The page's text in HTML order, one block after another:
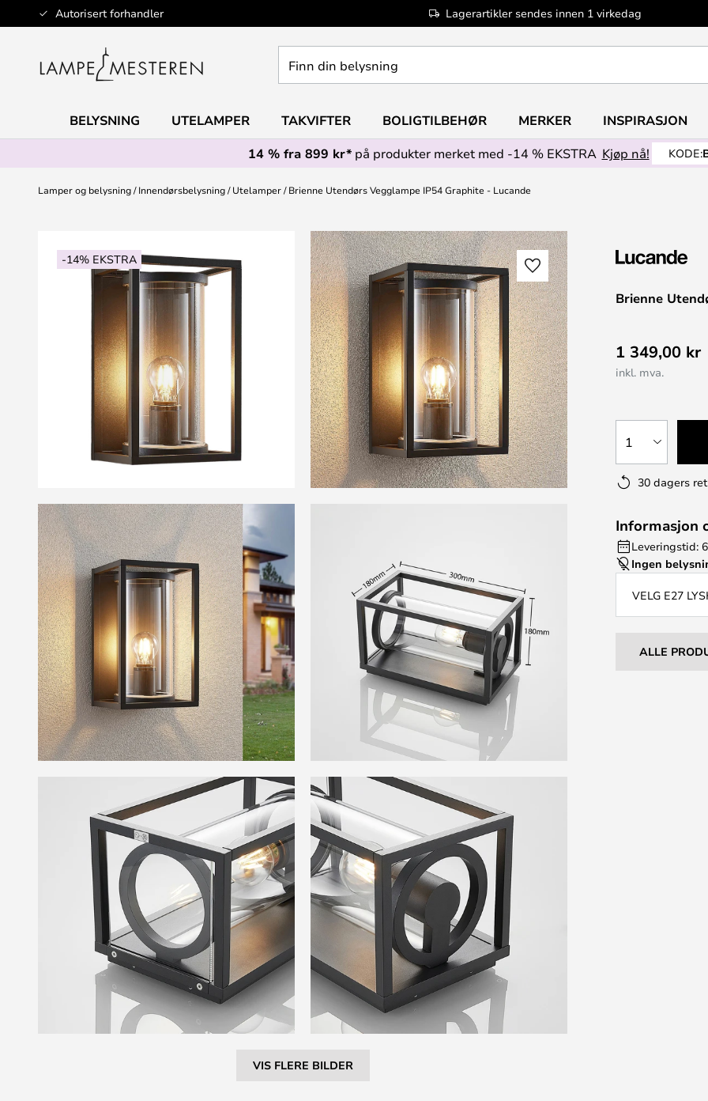
Autorisert forhandler Lagerartikler sendes innen 1 virkedag
Hopp
til
din
BELYSNING UTELAMPER TAKVIFTER BOLIGTILBEHØR MERKER
INSPIRASJON
14 % fra 899 kr*på produkter merket med -14 % EKSTRA Kjøp nå! KODE:
Lamper og belysning Innendørsbelysning Utelamper Brienne Utendørs Vegglampe IP54 Graphite - Lucande
-14% EKSTRA
bildegalleri
VIS FLERE BILDER
Brienne
1 349,00 kr
inkl. mva.
1
30 dagers
Informasjon
Leveringstid:
Ingen
VELG E27
ALLE